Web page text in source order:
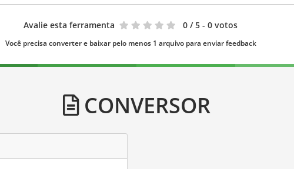
Avalie esta ferramenta 0 / 5 - 0 votos
Você precisa converter e baixar pelo menos 1 arquivo para enviar feedback
CONVERSOR